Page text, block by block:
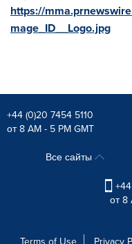
https://
mage_ID__Logo.jpg
+44 (0)20 7454 5110
от 8 AM - 5 PM GMT
Все сайты
от 8